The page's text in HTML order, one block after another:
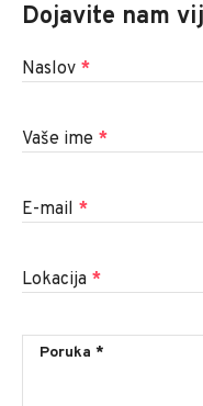
Dojavite nam
Naslov *
Vaše ime *
E-mail *
Lokacija *